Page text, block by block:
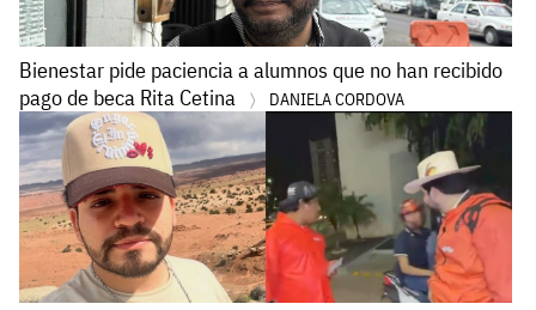
Bienestar pide paciencia a alumnos que no han recibido
pago de beca Rita Cetina
DANIELA CORDOVA